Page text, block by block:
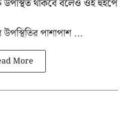
উপস্থিত থাকবে বলেও ওই হুইপে
পাশাপাশ ...
More